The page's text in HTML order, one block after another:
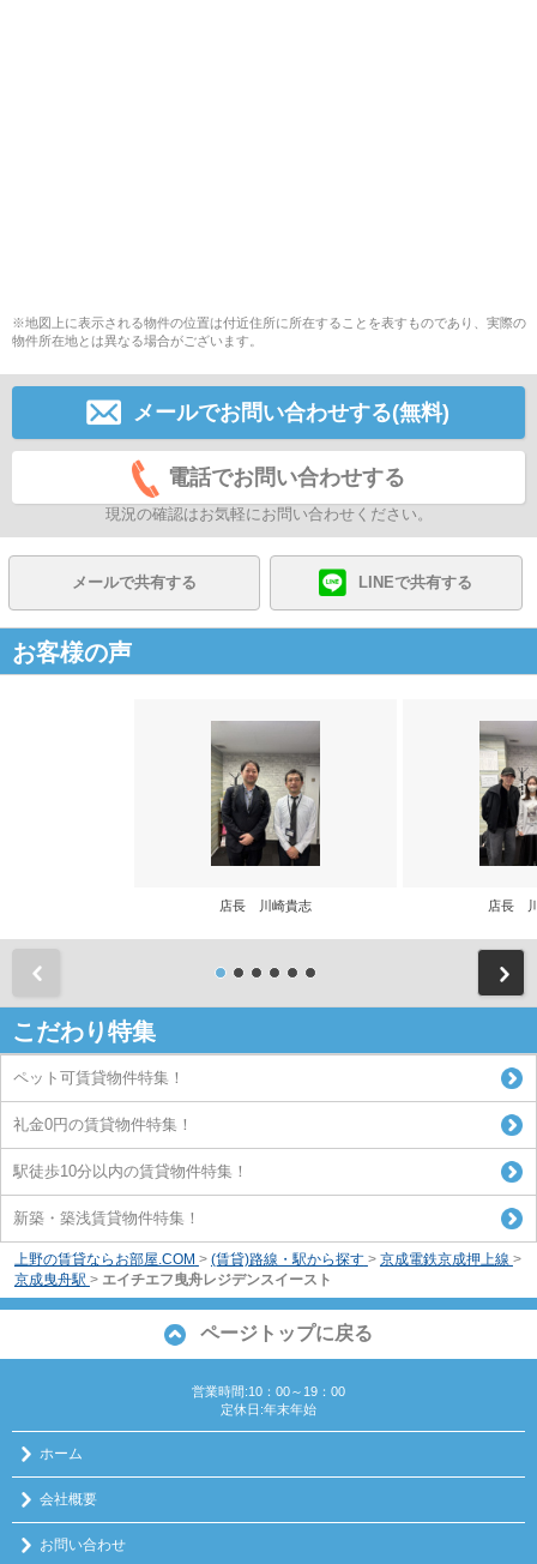
※地図上に表示される物件の位置は付近住所に所在することを表すものであり、実際の
物件所在地とは異なる場合がございます。
メールでお問い合わせする(無料)
電話でお問い合わせする
現況の確認はお気軽にお問い合わせください。
メールで共有する LINEで共有する
お客様の声
店長 川崎貴志 店長
こだわり特集
ペット可賃貸物件特集！
礼金0円の賃貸物件特集！
駅徒歩10分以内の賃貸物件特集！
新築・築浅賃貸物件特集！
上野の賃貸ならお部屋.COM > (賃貸)路線・駅から探す > 京成電鉄京成押上線 >
京成曳舟駅 > エイチエフ曳舟レジデンスイースト
ページトップに戻る
営業時間:10：00～19：00
定休日:年末年始
ホーム
会社概要
お問い合わせ